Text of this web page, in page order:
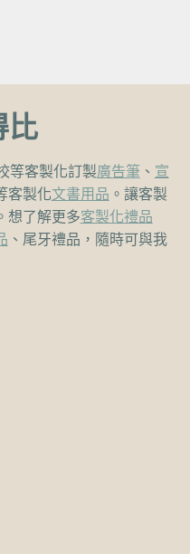
比
等客製化訂製廣告筆、 宣
客製化文書用品 。讓客製
想了解更多客製化禮品
、尾牙禮品，隨時可與我